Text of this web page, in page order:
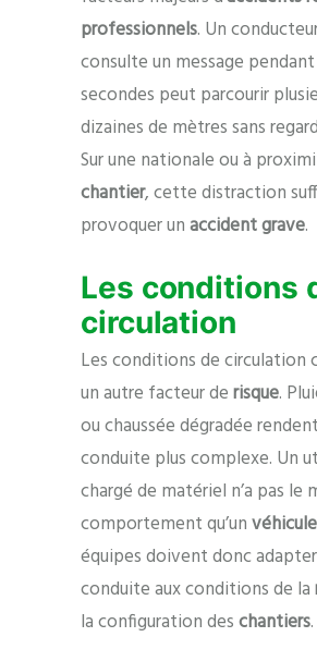
professionnels. Un
consulte un message
secondes peut parcourir
dizaines de mètres sans
Sur une nationale ou à
chantier, cette distraction
provoquer unaccident grave.
Les conditions
circulation
Les conditions de circulation
un autre facteur derisque.
ou chaussée dégradée
conduite plus complexe. Un
chargé de matériel n’a pas le
comportement qu’un
équipes doivent donc
conduite aux conditions de la
la configuration deschantiers.